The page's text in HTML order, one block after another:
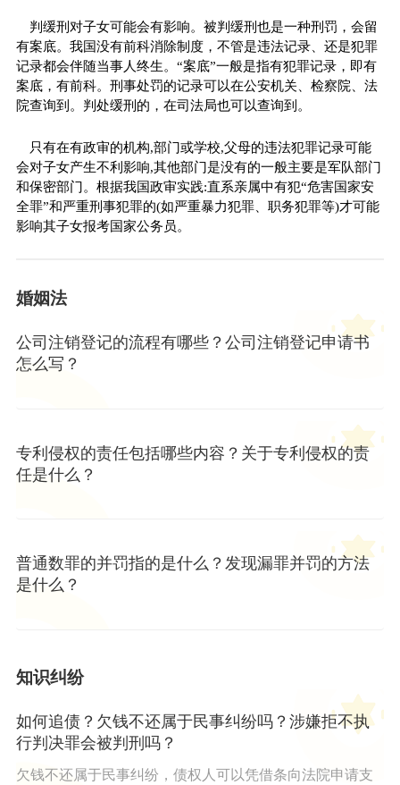
判缓刑对子女可能会有影响。被判缓刑也是一种刑罚，会留
有案底。我国没有前科消除制度，不管是违法记录、还是犯罪
记录都会伴随当事人终生。“案底”一般是指有犯罪记录，即有
案底，有前科。刑事处罚的记录可以在公安机关、检察院、法
院查询到。判处缓刑的，在司法局也可以查询到。
只有在有政审的机构,部门或学校,父母的违法犯罪记录可能
会对子女产生不利影响,其他部门是没有的一般主要是军队部门
和保密部门。根据我国政审实践:直系亲属中有犯“危害国家安
全罪”和严重刑事犯罪的(如严重暴力犯罪、职务犯罪等)才可能
影响其子女报考国家公务员。
婚姻法
公司注销登记的流程有哪些？公司注销登记申请书
怎么写？
专利侵权的责任包括哪些内容？关于专利侵权的责
任是什么？
普通数罪的并罚指的是什么？发现漏罪并罚的方法
是什么？
知识纠纷
如何追债？欠钱不还属于民事纠纷吗？涉嫌拒不执
行判决罪会被判刑吗？
欠钱不还属于民事纠纷，债权人可以凭借条向法院申请支